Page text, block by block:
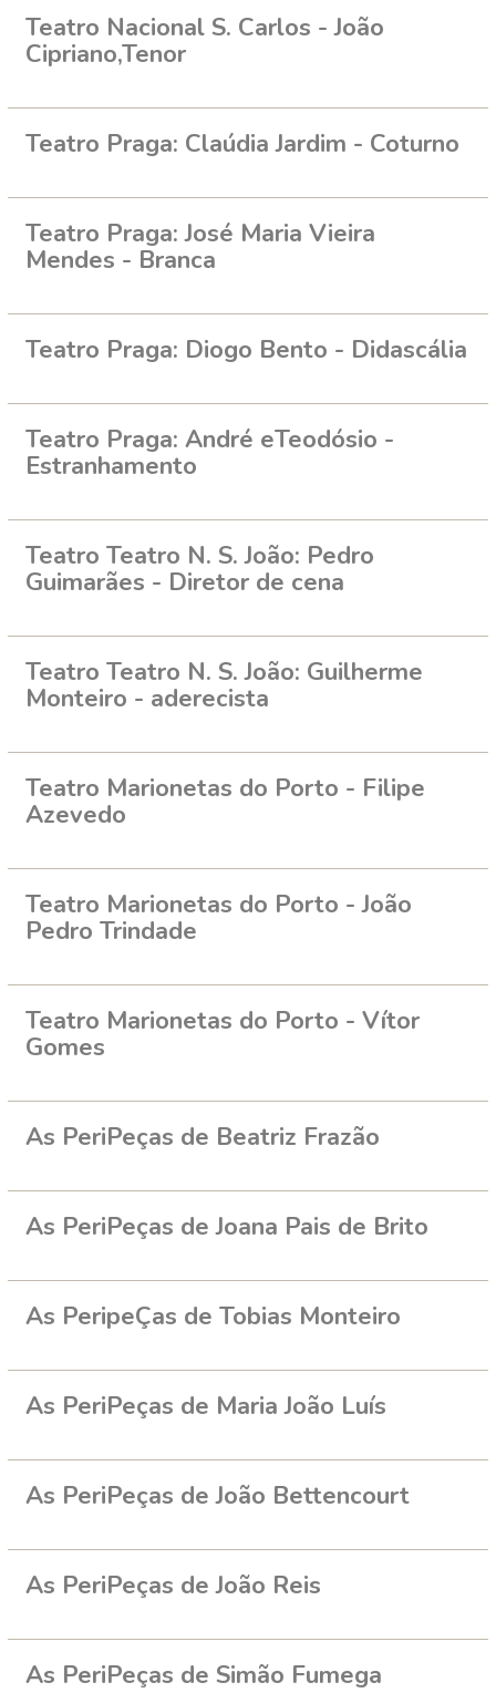
Teatro Nacional S. Carlos - João
Cipriano,Tenor
Teatro Praga: Claúdia Jardim - Coturno
Teatro Praga: José Maria Vieira
Mendes - Branca
Teatro Praga: Diogo Bento - Didascália
Teatro Praga: André eTeodósio -
Estranhamento
Teatro Teatro N. S. João: Pedro
Guimarães - Diretor de cena
Teatro Teatro N. S. João: Guilherme
Monteiro - aderecista
Teatro Marionetas do Porto - Filipe
Azevedo
Teatro Marionetas do Porto - João
Pedro Trindade
Teatro Marionetas do Porto - Vítor
Gomes
As PeriPeças de Beatriz Frazão
As PeriPeças de Joana Pais de Brito
As PeripeÇas de Tobias Monteiro
As PeriPeças de Maria João Luís
As PeriPeças de João Bettencourt
As PeriPeças de João Reis
As PeriPeças de Simão Fumega